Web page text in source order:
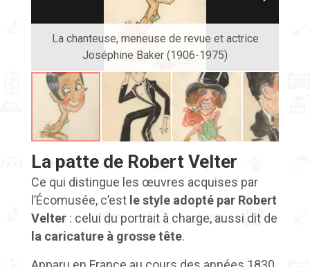
La chanteuse, meneuse de revue et actrice
Joséphine Baker (1906-1975)
La patte de Robert Velter
Ce qui distingue les œuvres acquises par
l’Écomusée, c’est le style adopté par Robert
Velter : celui du portrait à charge, aussi dit de
la caricature à grosse tête.